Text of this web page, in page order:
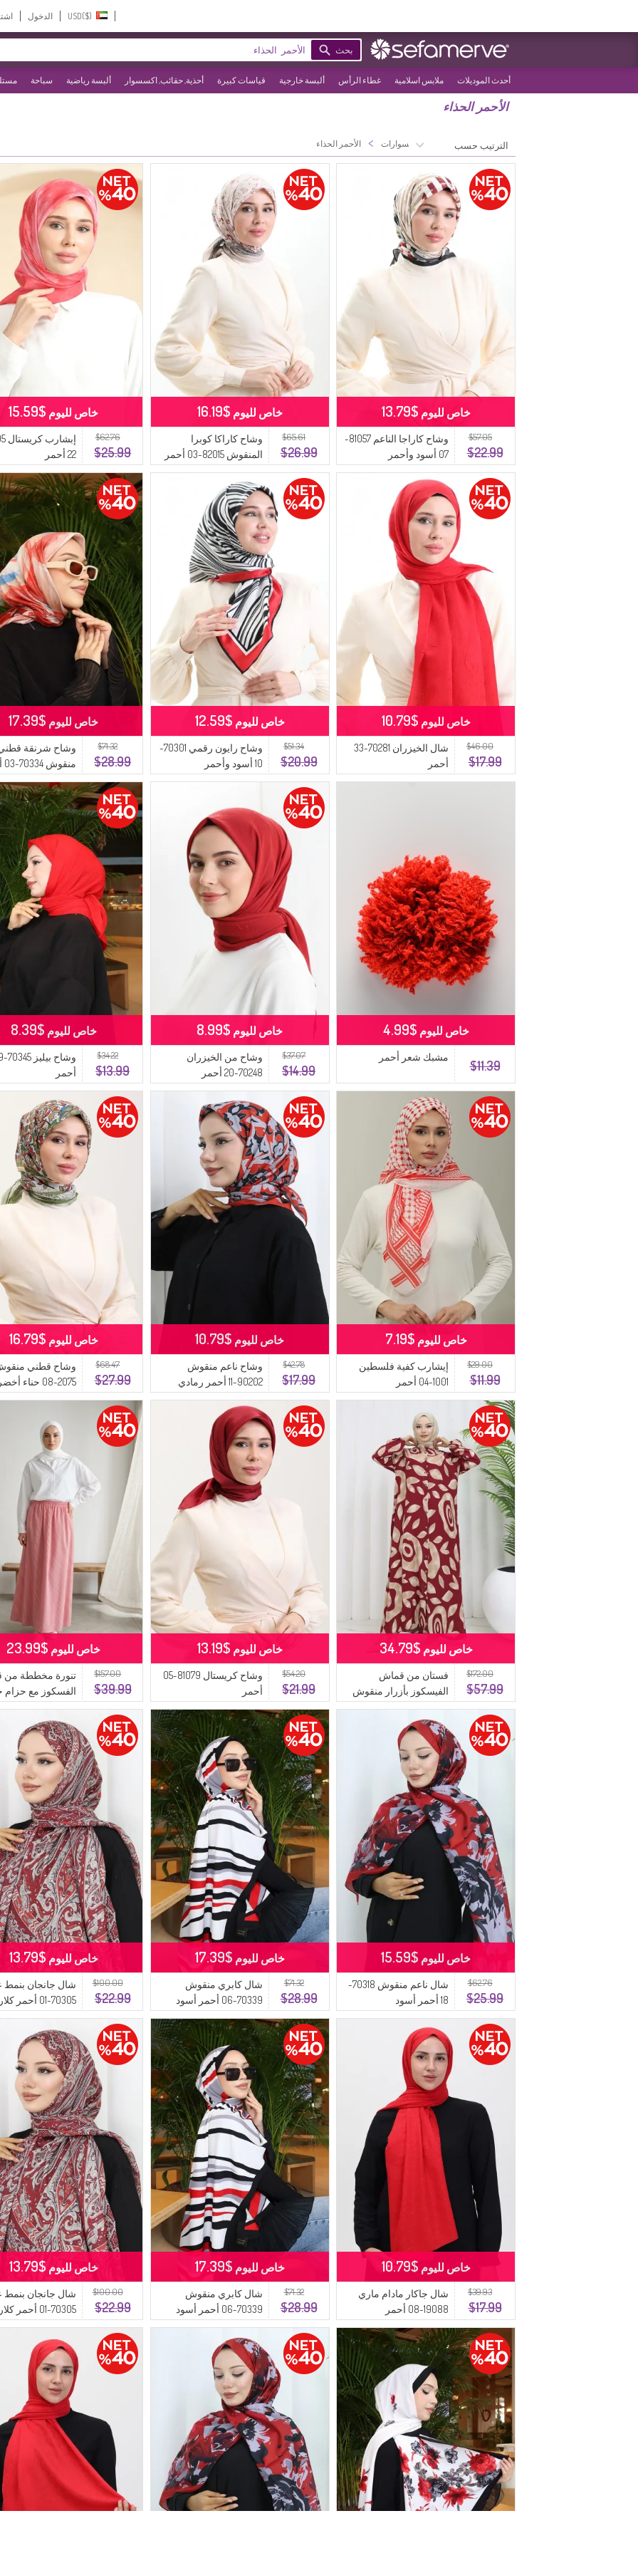
الدخول
بحث
أحدث الموديلات ملابس اسلامية غطاء الرأس ألبسة خارجية قياسات كبيرة أحذية, حقائب, اكسسوار ألبسة رياضية سباحة
الأحمر الحذاء
الصفحة الرئيسية إكسسوارات > الأحمر الحذاء
$57.05
$22.99
وشاح كاراجا الناعم 81057-
07 أسود وأحمر
خاص لليوم $13.79
$65.61
$26.99
وشاح كاراكا كوبرا
المنقوش 82015-03 أحمر
حجري
خاص لليوم $16.19
$62.76
$25.99
22 أحمر
خاص لليوم $15.59
$46.00
$17.99
شال الخيزران 70281-33
أحمر
خاص لليوم $10.79
$51.34
$20.99
وشاح رايون رقمي 70301-
10 أسود وأحمر
خاص لليوم $12.59
$71.32
$28.99
وشاح شرنقة
قرميدي
خاص لليوم $17.39
$11.39
مشبك شعر أحمر
خاص لليوم $4.99
$37.07
$14.99
وشاح من الخيزران
70248-20 أحمر
خاص لليوم $8.99
$34.22
$13.99
أحمر
خاص لليوم $8.39
$29.00
$11.99
إيشارب كفية فلسطين
1001-04 أحمر
خاص لليوم $7.19
$42.78
$17.99
وشاح ناعم منقوش
90202-11 أحمر رمادي
خاص لليوم $10.79
$68.47
$27.99
وشاح قطني
2075-08 حناء أخضر أحمر
خاص لليوم $16.79
$172.00
$57.99
فستان من قماش
الفيسكوز بأزرار منقوش
2029-05 لون القهوة
الحليبي الأحمر القرمزي
خاص لليوم $34.79
$54.20
$21.99
وشاح كريستال 81079-05
أحمر
خاص لليوم $13.19
$157.00
$39.99
تنورة مخططة من
الفسكوز مع حزام
مطاطي 0348-06 أحمر
خاص لليوم $23.99
$62.76
$25.99
شال ناعم منقوش 70318-
18 أحمر أسود
خاص لليوم $15.59
$71.32
$28.99
شال كابري منقوش
70339-06 أحمر أسود
خاص لليوم $17.39
$100.00
$22.99
شال جانجان
70305-01 أحمر كلاريت
خاص لليوم $13.79
$39.93
$17.99
شال جاكار مادام ماري
19088-08 أحمر
خاص لليوم $10.79
$71.32
$28.99
شال كابري منقوش
70339-06 أحمر أسود
خاص لليوم $17.39
$100.00
$22.99
شال جانجان
70305-01 أحمر كلاريت
خاص لليوم $13.79